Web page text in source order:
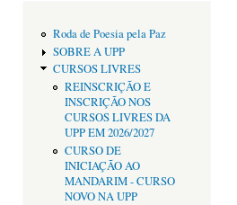
Roda de Poesia pela Paz
SOBRE A UPP
CURSOS LIVRES
REINSCRIÇÃO E
INSCRIÇÃO NOS
CURSOS LIVRES DA
UPP EM 2026/2027
CURSO DE
INICIAÇÃO AO
MANDARIM - CURSO
NOVO NA UPP